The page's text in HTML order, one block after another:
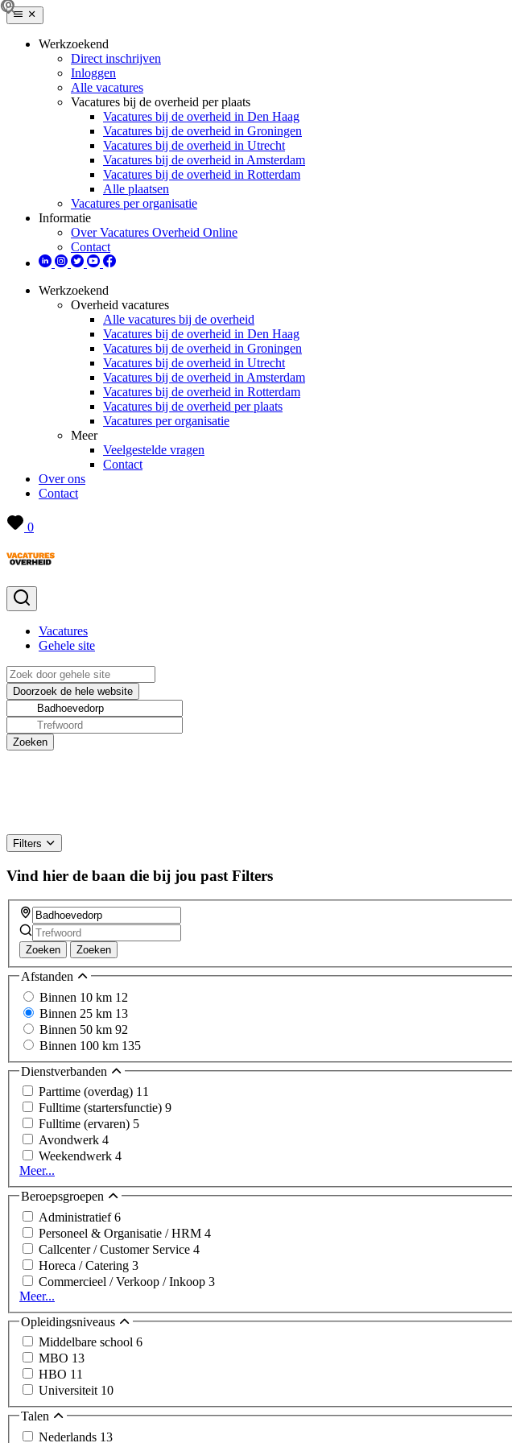
Werkzoekend
Direct inschrijven
Inloggen
Alle vacatures
Vacatures bij de overheid per plaats
Vacatures bij de overheid in Den Haag
Vacatures bij de overheid in Groningen
Vacatures bij de overheid in Utrecht
Vacatures bij de overheid in Amsterdam
Vacatures bij de overheid in Rotterdam
Alle plaatsen
Vacatures per organisatie
Informatie
Over Vacatures Overheid Online
Contact
Werkzoekend
Overheid vacatures
Alle vacatures bij de overheid
Vacatures bij de overheid in Den Haag
Vacatures bij de overheid in Groningen
Vacatures bij de overheid in Utrecht
Vacatures bij de overheid in Amsterdam
Vacatures bij de overheid in Rotterdam
Vacatures bij de overheid per plaats
Vacatures per organisatie
Meer
Veelgestelde vragen
Contact
Over ons
Contact
0
Vacatures
Gehele site
Filters
Vind hier de baan die bij jou past Filters
Zoeken Zoeken
Afstanden
Binnen 10 km 12
Binnen 25 km 13
Binnen 50 km 92
Binnen 100 km 135
Dienstverbanden
Parttime (overdag) 11
Fulltime (startersfunctie) 9
Fulltime (ervaren) 5
Avondwerk 4
Weekendwerk 4
Meer...
Beroepsgroepen
Administratief6
Personeel & Organisatie / HRM 4
Callcenter / Customer Service 4
Horeca / Catering 3
Commercieel / Verkoop / Inkoop 3
Meer...
Opleidingsniveaus
Middelbare school 6
MBO 13
HBO 11
Universiteit 10
Talen
Nederlands 13